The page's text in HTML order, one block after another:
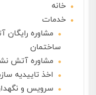
خانه
خدمات
مشاوره رایگان
ساختمان
مشاوره آتش
اخذ تاییدیه
سرویس و